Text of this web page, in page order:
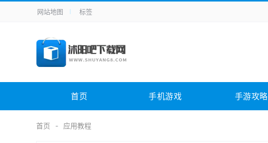
手机应用
手机游戏 H5游戏
电脑软件 其它类别 图形软件 安全相关
未分类 综合其它
网站地图 标签
首页 手机游戏 手游攻略
首页 应用教程